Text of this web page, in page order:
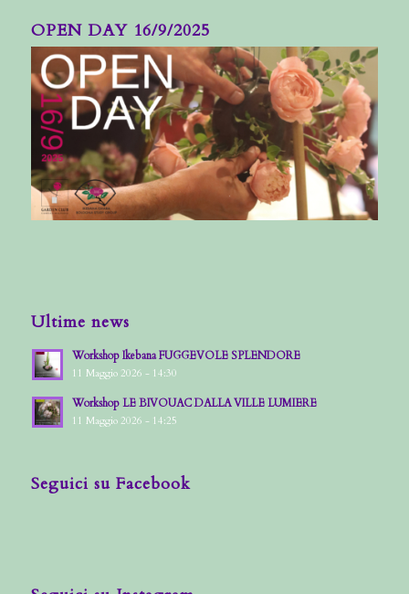
OPEN DAY 16/9/2025
Ultime news
Workshop Ikebana FUGGEVOLE SPLENDORE
11 Maggio 2026 - 14:30
Workshop LE BIVOUAC DALLA VILLE LUMIERE
11 Maggio 2026 - 14:25
Seguici su Facebook